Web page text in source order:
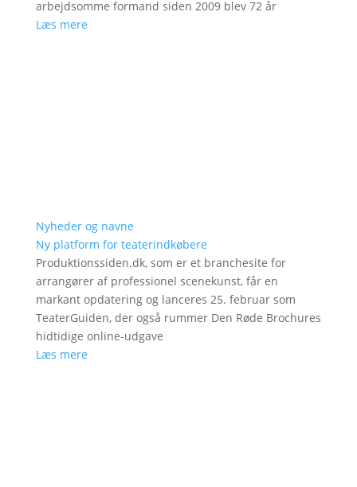
arbejdsomme formand siden 2009 blev 72 år
Læs mere
Nyheder og navne
Ny platform for teaterindkøbere
Produktionssiden.dk, som er et branchesite for
arrangører af professionel scenekunst, får en
markant opdatering og lanceres 25. februar som
TeaterGuiden, der også rummer Den Røde Brochures
hidtidige online-udgave
Læs mere